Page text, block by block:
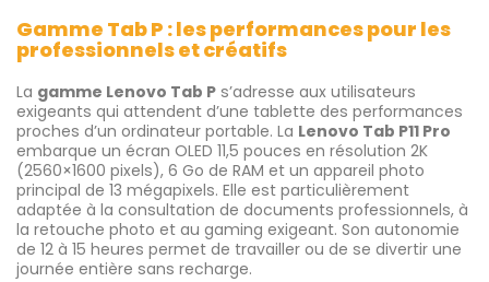
Gamme Tab P : les performances pour les
professionnels et créatifs
La gamme Lenovo Tab P s’adresse aux utilisateurs
exigeants qui attendent d’une tablette des performances
proches d’un ordinateur portable. La Lenovo Tab P11 Pro
embarque un écran OLED 11,5 pouces en résolution 2K
(2560×1600 pixels), 6 Go de RAM et un appareil photo
principal de 13 mégapixels. Elle est particulièrement
adaptée à la consultation de documents professionnels, à
la retouche photo et au gaming exigeant. Son autonomie
de 12 à 15 heures permet de travailler ou de se divertir une
journée entière sans recharge.